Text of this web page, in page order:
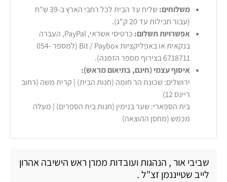
משלוחים:
שליח עד הבית לכל רחבי הארץ ב-39 ש"ח
(עבור חבילות עד 20 ק"ג).
אפשרויות תשלום:
כרטיסי אשראי, PayPal, העברה
בנקאית או באפליקציות Bit / Paybox (למספר 054-
6718711 בצירוף מספר הזמנה).
איסוף עצמי (חינם, בתיאום מראש):
ירושלים: שכונת הר חומה (חנות הבית) | קרית משה (רחוב
ריינס 12)
בית הספארי: שער בנימין (חנות בית הספרים) | מעלה
מכמש (מחסן ההוצאה)
שביבי אור , הנהגות ועובדות ממרן ראש הישיבה אהרון
לייב שטייננמן זצ"ל .